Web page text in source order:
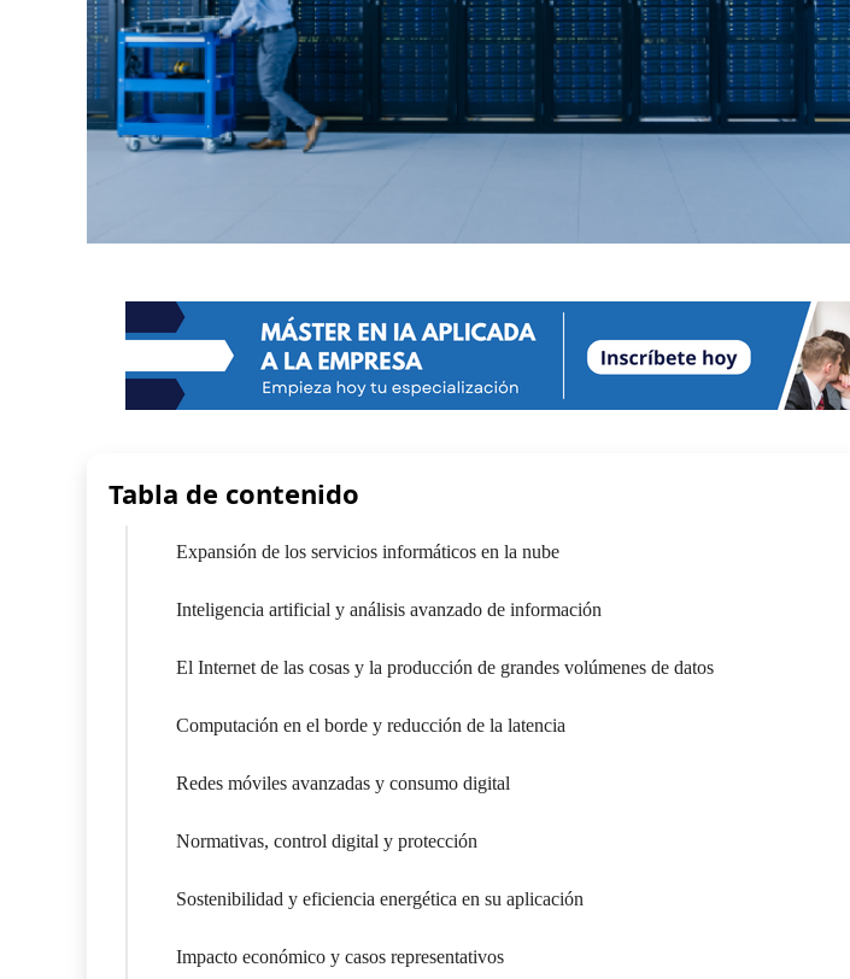
Tabla de contenido
Expansión de los servicios informáticos en la nube
Inteligencia artificial y análisis avanzado de información
El Internet de las cosas y la producción de grandes volúmenes de datos
Computación en el borde y reducción de la latencia
Redes móviles avanzadas y consumo digital
Normativas, control digital y protección
Sostenibilidad y eficiencia energética en su aplicación
Impacto económico y casos representativos